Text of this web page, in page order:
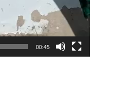
00:45